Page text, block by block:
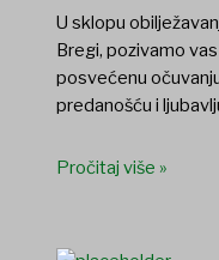
U sklopu
Bregi, pozivamo
posvećenu
predanošću i
Pročitaj više »